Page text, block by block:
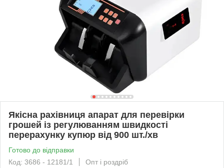
Якісна рахівниця апарат для перевірки
грошей із регулюванням швидкості
перерахунку купюр від 900 шт./хв
Готово до відправки
Код: 3686 - 12181/1
Опт і роздріб